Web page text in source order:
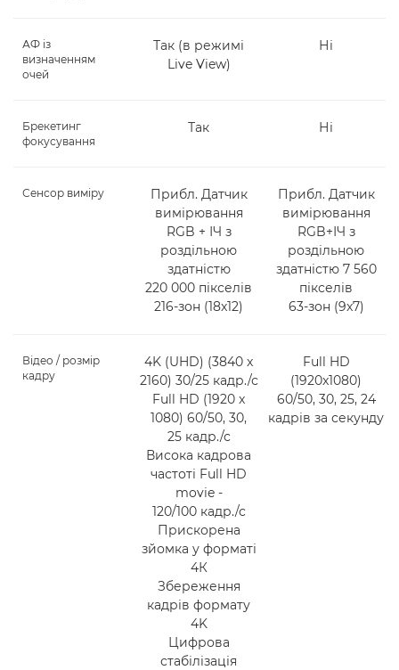
АФ із
визначенням
очей
Так (в режимі
Live View)
Ні
Брекетинг
фокусування
Так Ні
Сенсор виміру
Прибл. Датчик
вимірювання
RGB + ІЧ з
роздільною
здатністю
220 000 пікселів
216-зон (18x12)
Прибл. Датчик
вимірювання
RGB+ІЧ з
роздільною
здатністю 7 560
пікселів
63-зон (9x7)
Відео / розмір
кадру
4K (UHD) (3840 x
2160) 30/25 кадр./с
Full HD (1920 x
1080) 60/50, 30,
25 кадр./с
Висока кадрова
частоті Full HD
movie -
120/100 кадр./с
Прискорена
зйомка у форматі
4К
Збереження
кадрів формату
4K
Цифрова
стабілізація
Full HD
(1920x1080)
60/50, 30, 25, 24
кадрів за секунду